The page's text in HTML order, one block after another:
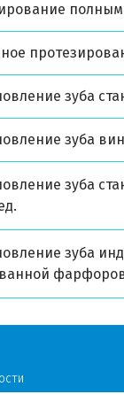
полным
зуба
зуба
зуба
зуба